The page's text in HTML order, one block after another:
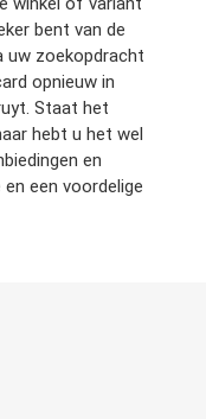
bent van de
uw zoekopdracht
opnieuw in
Staat het
hebt u het wel
en
een voordelige